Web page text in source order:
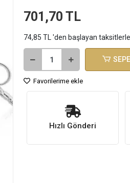
701,70 TL
74,85 TL 'den başlayan taksitlerle
Favorilerime ekle
Hızlı Gönderi